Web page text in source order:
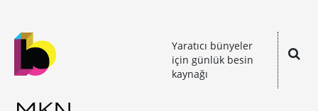
Yaratıcı bünyeler
için günlük besin
kaynağı